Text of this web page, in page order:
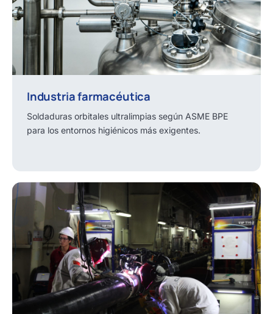
Industria farmacéutica
Soldaduras orbitales ultralimpias según ASME BPE
para los entornos higiénicos más exigentes.